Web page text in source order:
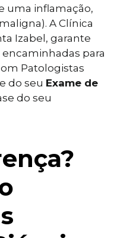
uma inflamação,
A Clínica
Izabel, garante
para
Patologistas
do seu Exame de
do seu